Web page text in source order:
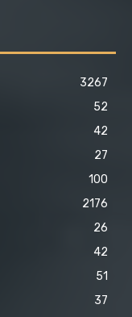
3267
52
42
27
100
2176
26
42
51
37